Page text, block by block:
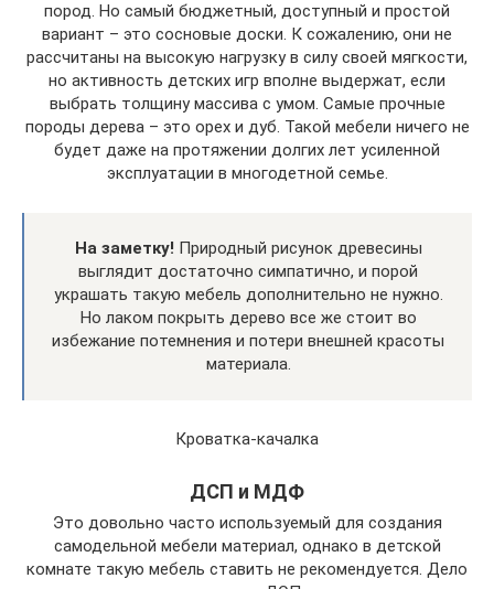
пород. Но самый бюджетный, доступный и простой
вариант – это сосновые доски. К сожалению, они не
рассчитаны на высокую нагрузку в силу своей мягкости,
но активность детских игр вполне выдержат, если
выбрать толщину массива с умом. Самые прочные
породы дерева – это орех и дуб. Такой мебели ничего не
будет даже на протяжении долгих лет усиленной
эксплуатации в многодетной семье.
На заметку! Природный рисунок древесины
выглядит достаточно симпатично, и порой
украшать такую мебель дополнительно не нужно.
Но лаком покрыть дерево все же стоит во
избежание потемнения и потери внешней красоты
материала.
Кроватка-качалка
ДСП и МДФ
Это довольно часто используемый для создания
самодельной мебели материал, однако в детской
комнате такую мебель ставить не рекомендуется. Дело